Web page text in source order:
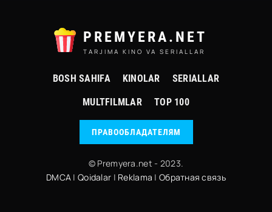
PREMYERA.NET
TARJIMA KINO VA SERIALLAR
BOSH SAHIFA KINOLAR SERIALLAR
MULTFILMLAR TOP 100
ПРАВООБЛАДАТЕЛЯМ
© Premyera.net - 2023.
DMCA |Qoidalar | Reklama | Обратная связь